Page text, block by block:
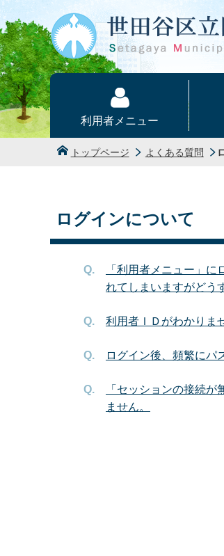
本文へ
利用者メニュー
トップページ よくある質問
ログインについて
「利用者メニュー」
れてしまいますがどう
利用者ＩＤがわかりま
ログイン後、頻繁にパ
「セッションの接続
ません。